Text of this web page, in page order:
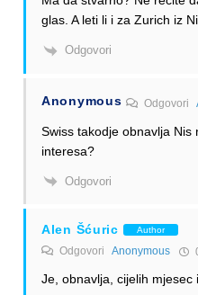
glas. A leti li i za Zurich iz
Odgovori
Anonymous Odgovori
Swiss takodje obnavlja Nis
interesa?
Odgovori
Alen Šćuric Author
Odgovori Anonymous
Je, obnavlja, cijelih mjesec